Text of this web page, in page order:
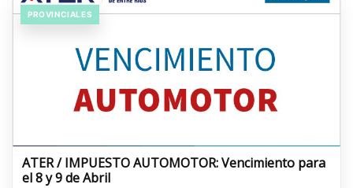
PROVINCIALES
ATER / IMPUESTO AUTOMOTOR: Vencimiento para
el 8 y 9 de Abril